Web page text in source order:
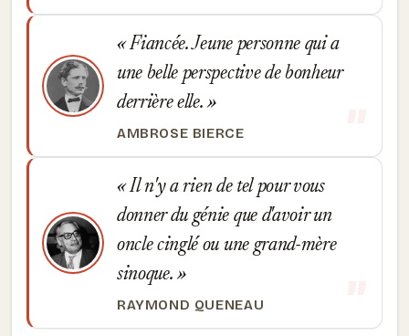
Fiancée. Jeune personne qui a
une belle perspective de bonheur
derrière elle.
AMBROSE BIERCE
Il n'y a rien de tel pour vous
donner du génie que d'avoir un
oncle cinglé ou une grand-mère
sinoque.
RAYMOND QUENEAU